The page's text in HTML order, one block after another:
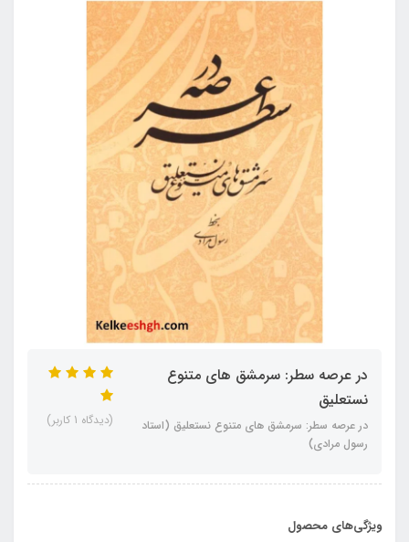
در عرصه سطر: سرمشق های متنوع
نستعلیق
در عرصه سطر: سرمشق های متنوع نستعلیق (استاد
رسول مرادی)
(دیدگاه 1 کاربر)
ویژگی‌های محصول